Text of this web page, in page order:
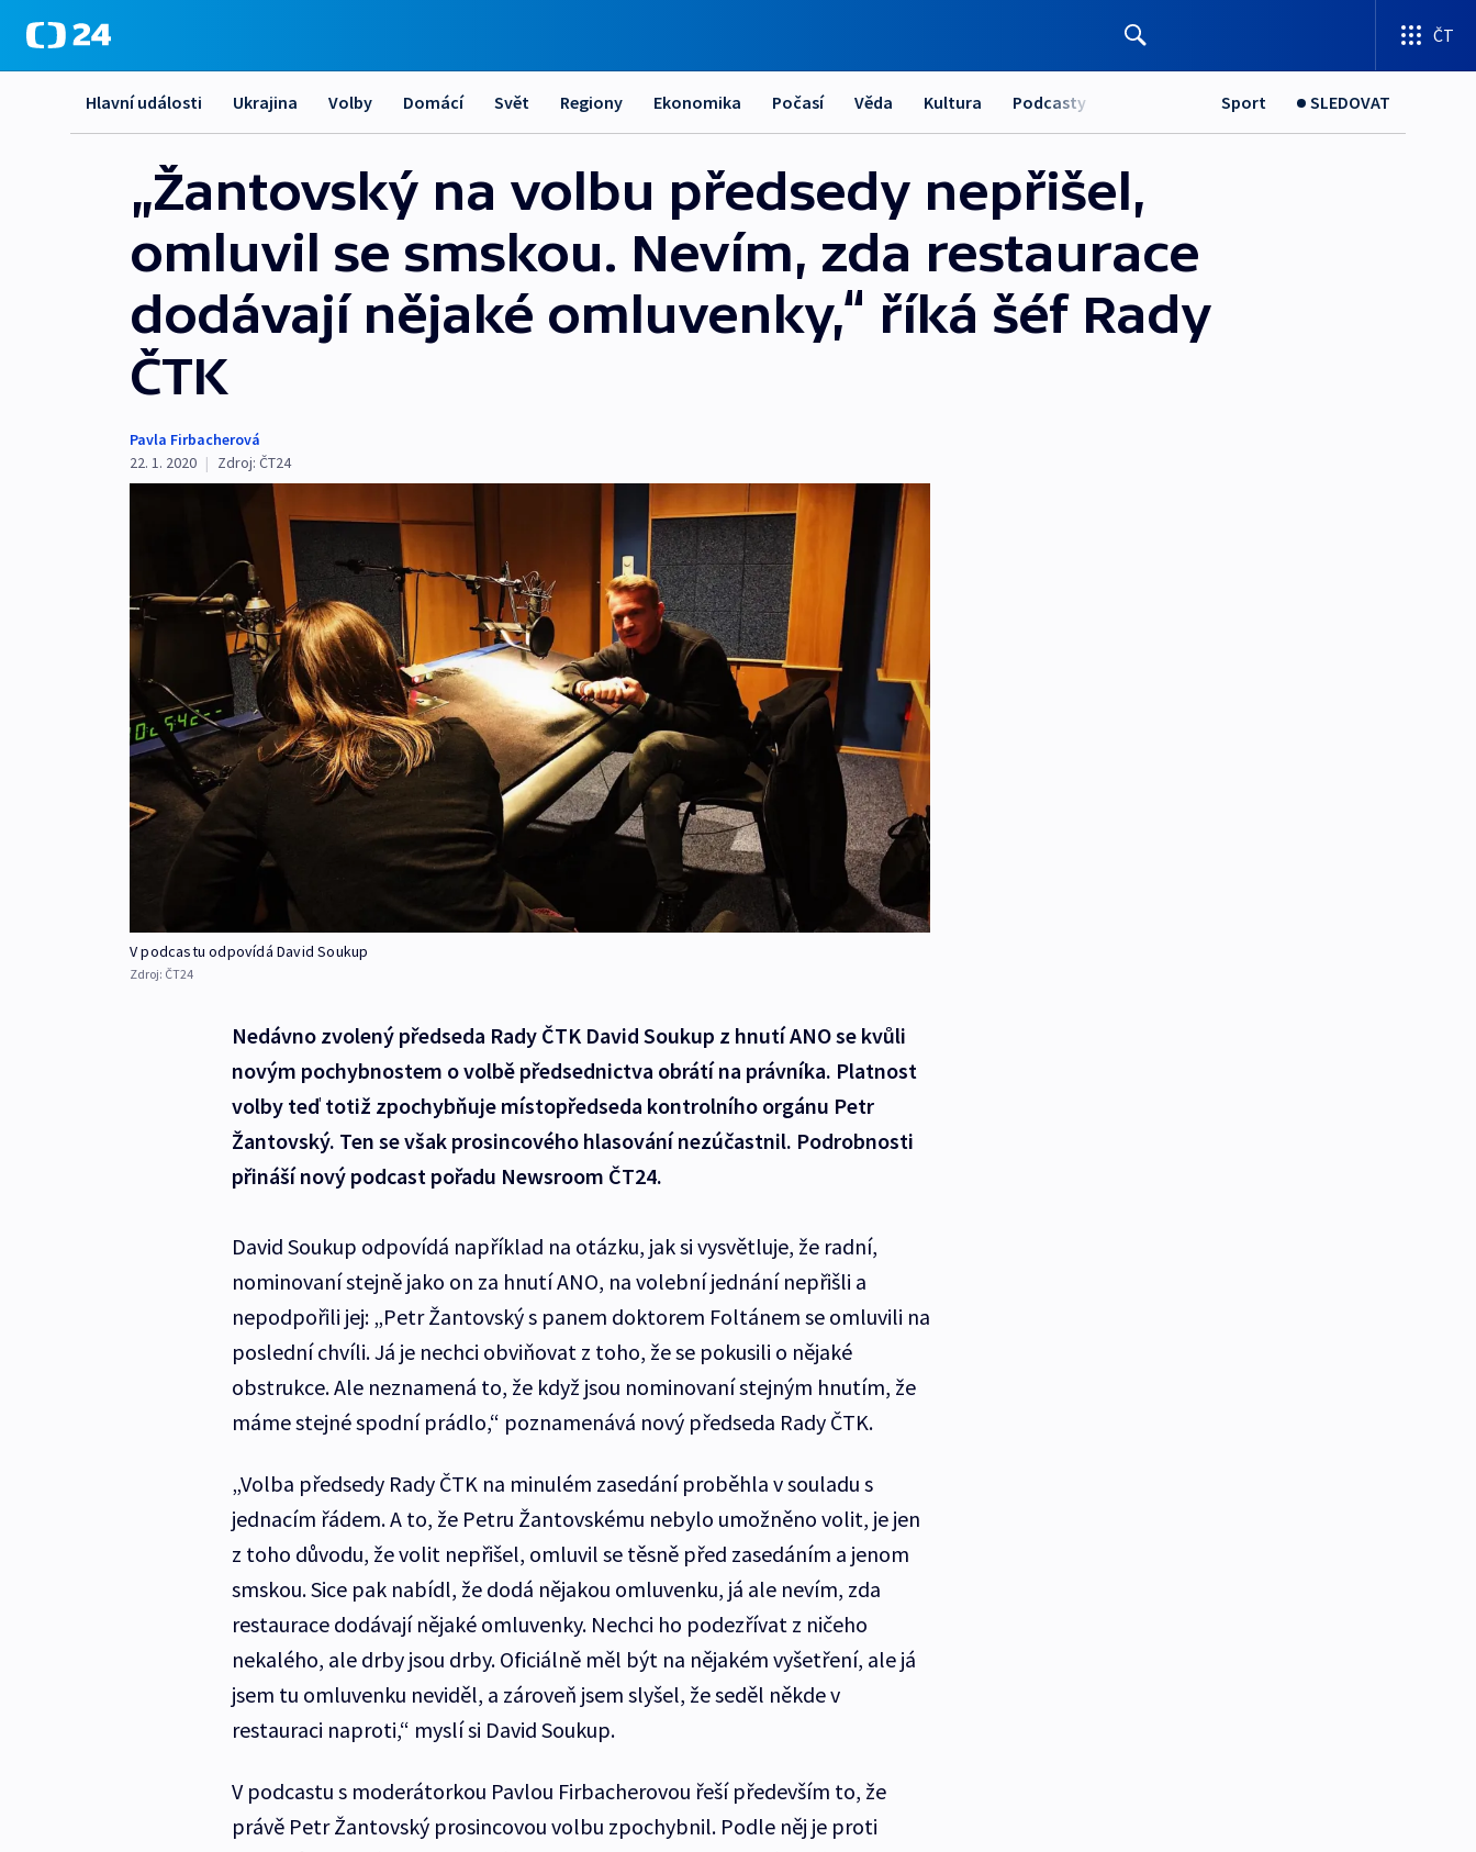
ČT
Hlavní události Ukrajina Volby Domácí Svět Regiony Ekonomika Počasí Věda Kultura Podcasty Sport SLEDOVAT
„Žantovský na volbu předsedy nepřišel,
omluvil se smskou. Nevím, zda restaurace
dodávají nějaké omluvenky,“ říká šéf Rady
ČTK
Pavla Firbacherová
22. 1. 2020 | Zdroj: ČT24
V podcastu odpovídá David Soukup
Zdroj: ČT24
Nedávno zvolený předseda Rady ČTK David Soukup z hnutí ANO se kvůli
novým pochybnostem o volbě předsednictva obrátí na právníka. Platnost
volby teď totiž zpochybňuje místopředseda kontrolního orgánu Petr
Žantovský. Ten se však prosincového hlasování nezúčastnil. Podrobnosti
přináší nový podcast pořadu Newsroom ČT24.
David Soukup odpovídá například na otázku, jak si vysvětluje, že radní,
nominovaní stejně jako on za hnutí ANO, na volební jednání nepřišli a
nepodpořili jej: „Petr Žantovský s panem doktorem Foltánem se omluvili na
poslední chvíli. Já je nechci obviňovat z toho, že se pokusili o nějaké
obstrukce. Ale neznamená to, že když jsou nominovaní stejným hnutím, že
máme stejné spodní prádlo,“ poznamenává nový předseda Rady ČTK.
„Volba předsedy Rady ČTK na minulém zasedání proběhla v souladu s
jednacím řádem. A to, že Petru Žantovskému nebylo umožněno volit, je jen
z toho důvodu, že volit nepřišel, omluvil se těsně před zasedáním a jenom
smskou. Sice pak nabídl, že dodá nějakou omluvenku, já ale nevím, zda
restaurace dodávají nějaké omluvenky. Nechci ho podezřívat z ničeho
nekalého, ale drby jsou drby. Oficiálně měl být na nějakém vyšetření, ale já
jsem tu omluvenku neviděl, a zároveň jsem slyšel, že seděl někde v
restauraci naproti,“ myslí si David Soukup.
V podcastu s moderátorkou Pavlou Firbacherovou řeší především to, že
právě Petr Žantovský prosincovou volbu zpochybnil. Podle něj je proti